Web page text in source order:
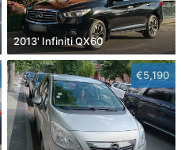
2013' Infiniti QX60
€5,190